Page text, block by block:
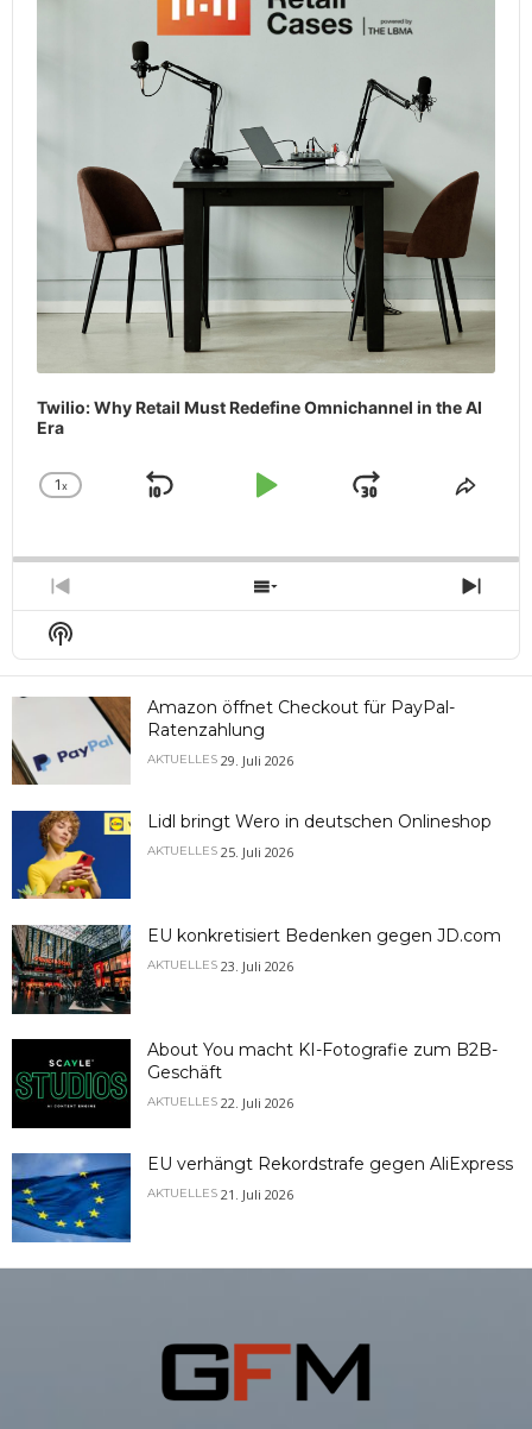
Twilio: Why Retail Must Redefine Omnichannel in the AI
Era
Change
1x
Skip
Play
Jump
Share
Previous
Episode
Show
Episodes
Next
Show
Podcast
Information
Amazon öffnet Checkout für PayPal-
Ratenzahlung
AKTUELLES 29. Juli 2026
Lidl bringt Wero in deutschen Onlineshop
AKTUELLES 25. Juli 2026
EU konkretisiert Bedenken gegen JD.com
AKTUELLES 23. Juli 2026
About You macht KI-Fotografie zum B2B-
Geschäft
AKTUELLES 22. Juli 2026
EU verhängt Rekordstrafe gegen AliExpress
AKTUELLES 21. Juli 2026